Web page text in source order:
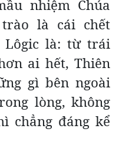
nhiệm Chúa
là cái chết
Lôgic là: từ trái
ai hết, Thiên
gì bên ngoài
lòng, không
chẳng đáng kể